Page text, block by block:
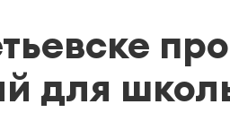
для